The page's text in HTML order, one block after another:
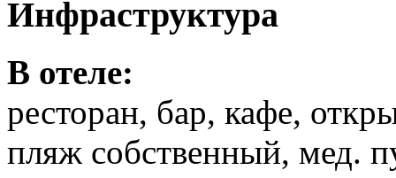
Инфраструктура
В отеле:
ресторан, бар, кафе,
пляж собственный, мед.